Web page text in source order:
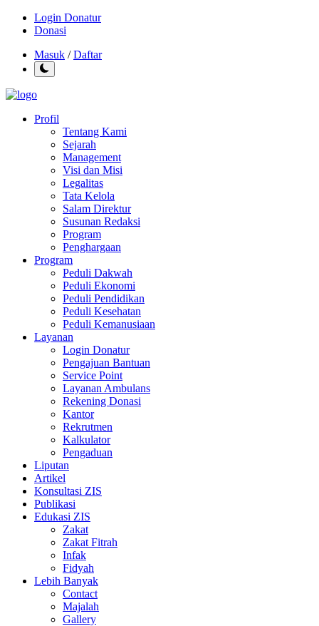
Login Donatur
Donasi
Masuk /Daftar
Profil
Tentang Kami
Sejarah
Management
Visi dan Misi
Legalitas
Tata Kelola
Salam Direktur
Susunan Redaksi
Program
Penghargaan
Program
Peduli Dakwah
Peduli Ekonomi
Peduli Pendidikan
Peduli Kesehatan
Peduli Kemanusiaan
Layanan
Login Donatur
Pengajuan Bantuan
Service Point
Layanan Ambulans
Rekening Donasi
Kantor
Rekrutmen
Kalkulator
Pengaduan
Liputan
Artikel
Konsultasi ZIS
Publikasi
Edukasi ZIS
Zakat
Zakat Fitrah
Infak
Fidyah
Lebih Banyak
Contact
Majalah
Gallery